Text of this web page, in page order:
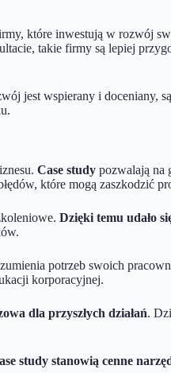
które inwestują w rozwój
takie firmy są lepiej
jest wspierany i doceniany,
Case study pozwalają na
które mogą zaszkodzić
Dzięki temu udało
potrzeb swoich
korporacyjnej.
dla przyszłych działań.
study stanowią cenne